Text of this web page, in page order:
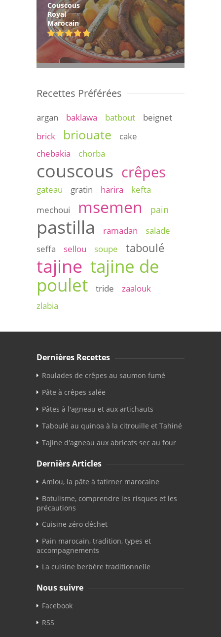
Couscous
Royal
Marocain
Recettes Préférées
argan baklawa batbout
beignet
brick
briouate
cake
chebakia
chorba
couscous crêpes
gateau gratin harira
kefta
mechoui
msemen pain
pastilla ramadan
salade
seffa
sellou soupe taboulé
tajine tajine de
poulet
tride
zaalouk
zlabia
Dernières Recettes
Roulades de crêpes au saumon fumé
Pâte à crêpes salée
Pâtes à l'agneau et aux artichauts
Taboulé au quinoa à la citrouille et Tahiné
Tajine d'agneau aux abricots sec au four
Dernièrs Articles
Amlou, la pâte à tatirner marocaine
Botulisme, comprendre les risques et les
précautions
Cuisine zéro déchet
Pain marocain, tradition, types et
accompagnements
La cuisine berbère traditionnelle
Nous suivre
Facebook
RSS